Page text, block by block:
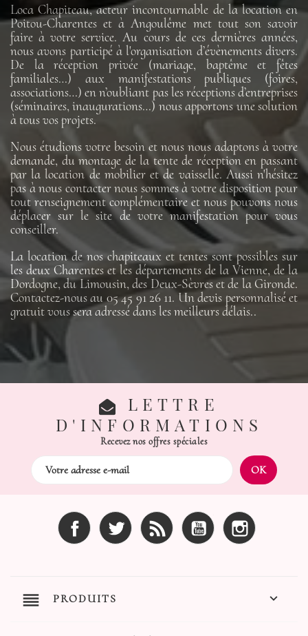
Loca Chapiteau, acteur incontournable de la location en
Poitou-Charentes et à Angoulême met tout son savoir
faire à votre service. Au cours de ces dernières années,
nous avons participé à l'organisation d’évènements divers.
De la réception privée (mariage, baptême et fêtes
familiales…) aux manifestations publiques (foires,
associations…) en n’oubliant pas les réceptions d’entreprises
(séminaires, inaugurations…) nous apportons une solution
à tous vos projets.
Nous étudions votre besoin et nous nous adaptons à votre
demande, du montage de la tente de réception en passant
par la location de mobilier et de vaisselle. Aussi n'hésitez
pas à nous contacter nous sommes à votre disposition pour
tout renseignement complémentaire et nous pouvons nous
déplacer sur le site de votre manifestation pour vous
conseiller.
La location de nos chapiteaux et tentes sont possibles sur
les deux Charentes et les départements de la Vienne, de la
Dordogne, du Limousin, des Deux-Sèvres et de la Gironde.
Contactez-nous au 05 45 91 26 11. Un devis personnalisé et
gratuit vous sera adressé dans les meilleurs délais..
LETTRE
D'INFORMATIONS
Recevez nos offres spéciales
Facebook Twitter Rss YouTube
reorder PRODUITS 